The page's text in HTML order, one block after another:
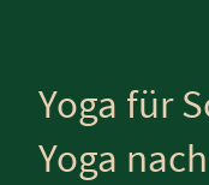
Yoga für
Yoga